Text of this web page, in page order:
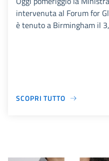
intervenuta al Forum for
è tenuto a Birmingham il
SCOPRI TUTTO